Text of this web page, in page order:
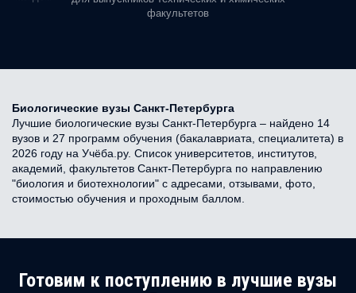
факультетов
Биологические вузы Санкт-Петербурга
Лучшие биологические вузы Санкт-Петербурга – найдено 14
вузов и 27 программ обучения (бакалавриата, специалитета) в
2026 году на Учёба.ру. Список университетов, институтов,
академий, факультетов Санкт-Петербурга по направлению
"биология и биотехнологии" с адресами, отзывами, фото,
стоимостью обучения и проходным баллом.
Готовим к поступлению в лучшие вузы